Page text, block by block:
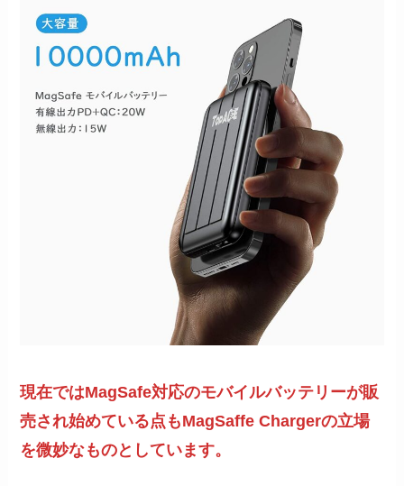
現在ではMagSafe対応のモバイルバッテリーが販
売され始めている点もMagSaffe Chargerの立場
を微妙なものとしています。